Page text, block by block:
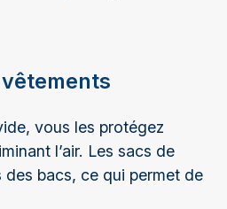
vous les protégez
l’air. Les sacs de
bacs, ce qui permet de